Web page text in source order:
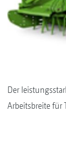
Der
Arbeitsbreite für